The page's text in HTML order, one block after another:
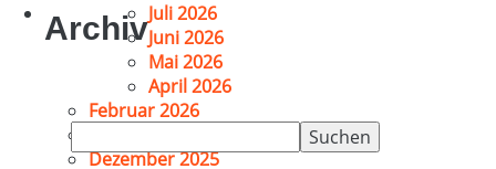
Suchen
nach:
ArchivJuli 2026
Juni 2026
Mai 2026
April 2026
Februar 2026
Dezember 2025